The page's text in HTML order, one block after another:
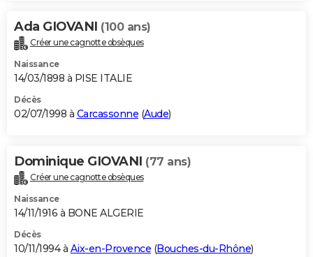
Ada GIOVANI (100 ans)
Créer une cagnotte obsèques
Naissance
14/03/1898 à PISE ITALIE
Décès
02/07/1998 à Carcassonne (Aude)
Dominique GIOVANI (77 ans)
Créer une cagnotte obsèques
Naissance
14/11/1916 à BONE ALGERIE
Décès
10/11/1994 à Aix-en-Provence (Bouches-du-Rhône)